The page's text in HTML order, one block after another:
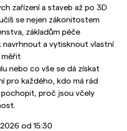
zařízení a staveb až po 3D
se nejen zákonitostem
základům péče
navrhnout a vytisknout vlastní
měřit
nebo co vše se dá získat
pro každého, kdo má rád
proč jsou včely
od 15:30